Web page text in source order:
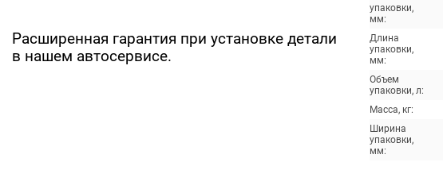
Расширенная гарантия при установке детали
в нашем автосервисе.
упаковки,
мм:
Длина
упаковки,
мм:
Объем
упаковки, л:
Масса, кг:
Ширина
упаковки,
мм: